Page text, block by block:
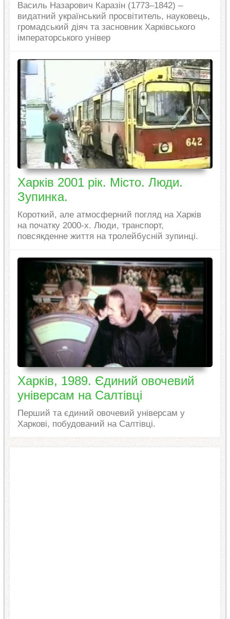
Василь Назарович Каразін (1773–1842) –
видатний український просвітитель, науковець,
громадський діяч та засновник Харківського
імператорського універ
Харків 2001 рік. Місто. Люди.
Зупинка.
Короткий, але атмосферний погляд на Харків
на початку 2000-х. Люди, транспорт,
повсякденне життя на тролейбусній зупинці.
Харків, 1989. Єдиний овочевий
універсам на Салтівці
Перший та єдиний овочевий універсам у
Харкові, побудований на Салтівці.